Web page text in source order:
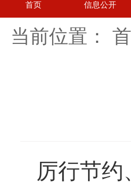
首页 信息公开
领导班子
其他
当前位置：
厉行节